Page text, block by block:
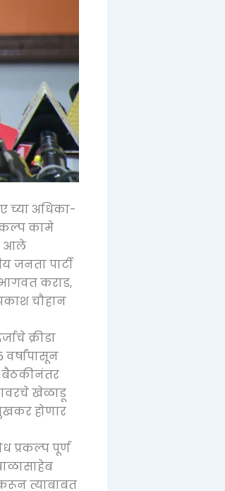
च्या अधिका-
कामे
आले
जनता पार्टी
भागवत कराड,
चौहान
क्रीडा
बैठकीनंतर
खेळाडू
होणार
प्रकल्प पूर्ण
करून त्याबाबत